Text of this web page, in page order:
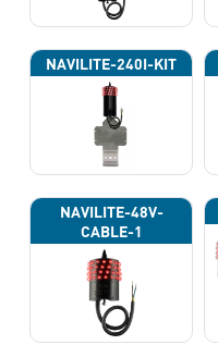
NAVILITE-240I-KIT
NAVILITE-48V-
CABLE-1